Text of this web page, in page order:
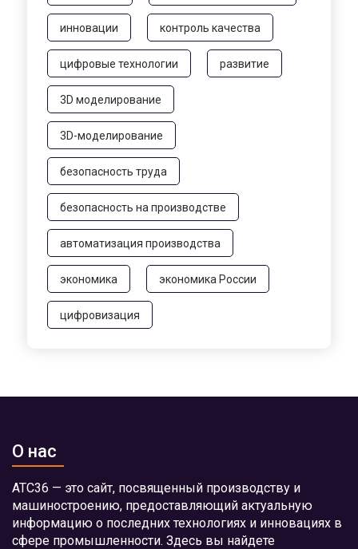
инновации контроль качества
цифровые технологии развитие
3D моделирование
3D-моделирование
безопасность труда
безопасность на производстве
автоматизация производства
экономика экономика России
цифровизация
О нас
АТС36 — это сайт, посвященный производству и
машиностроению, предоставляющий актуальную
информацию о последних технологиях и инновациях в
сфере промышленности. Здесь вы найдете